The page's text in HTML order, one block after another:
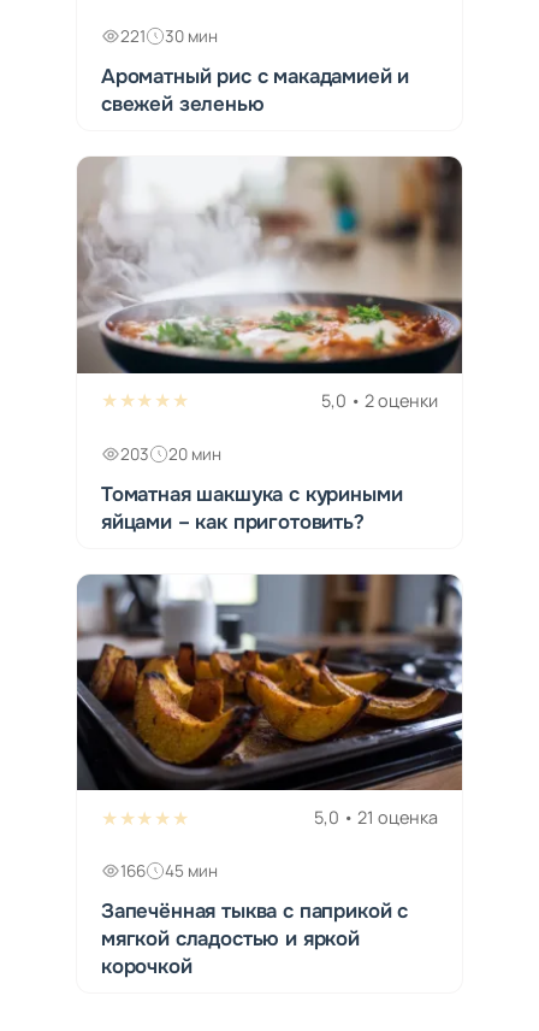
221 30 мин
Ароматный рис с макадамией и
свежей зеленью
★★★★★ 5,0 • 2 оценки
203 20 мин
Томатная шакшука с куриными
яйцами – как приготовить?
★★★★★ 5,0 • 21 оценка
166 45 мин
Запечённая тыква с паприкой с
мягкой сладостью и яркой
корочкой